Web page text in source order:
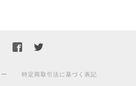
特定商取引法に基づく表記